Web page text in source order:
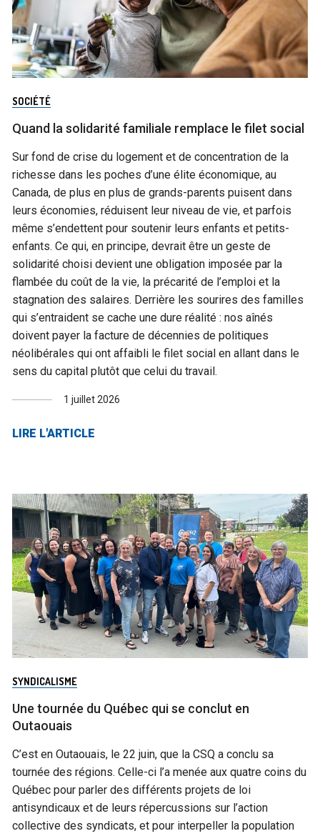
SOCIÉTÉ
Quand la solidarité familiale remplace le filet social
Sur fond de crise du logement et de concentration de la
richesse dans les poches d’une élite économique, au
Canada, de plus en plus de grands-parents puisent dans
leurs économies, réduisent leur niveau de vie, et parfois
même s’endettent pour soutenir leurs enfants et petits-
enfants. Ce qui, en principe, devrait être un geste de
solidarité choisi devient une obligation imposée par la
flambée du coût de la vie, la précarité de l’emploi et la
stagnation des salaires. Derrière les sourires des familles
qui s’entraident se cache une dure réalité : nos aînés
doivent payer la facture de décennies de politiques
néolibérales qui ont affaibli le filet social en allant dans le
sens du capital plutôt que celui du travail.
1 juillet 2026
LIRE L'ARTICLE
SYNDICALISME
Une tournée du Québec qui se conclut en
Outaouais
C’est en Outaouais, le 22 juin, que la CSQ a conclu sa
tournée des régions. Celle-ci l’a menée aux quatre coins du
Québec pour parler des différents projets de loi
antisyndicaux et de leurs répercussions sur l’action
collective des syndicats, et pour interpeller la population